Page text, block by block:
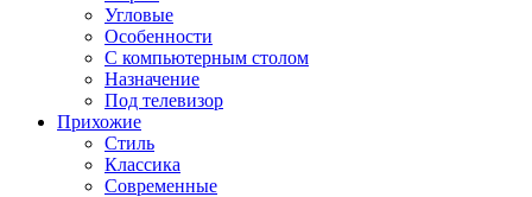
Угловые
Особенности
С компьютерным столом
Назначение
Под телевизор
Прихожие
Стиль
Классика
Современные